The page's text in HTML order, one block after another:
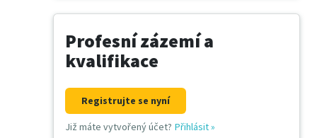
Profesní zázemí a
kvalifikace
Registrujte se nyní
Již máte vytvořený účet? Přihlásit»